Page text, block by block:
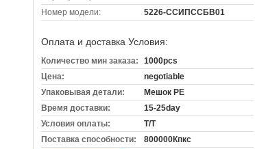
Номер модели:
5226-ССИПССБВ01
Оплата и доставка Условия:
Количество мин заказа:
1000pcs
Цена:
negotiable
Упаковывая детали:
Мешок PE
Время доставки:
15-25day
Условия оплаты:
T/T
Поставка способности:
800000Кпкс